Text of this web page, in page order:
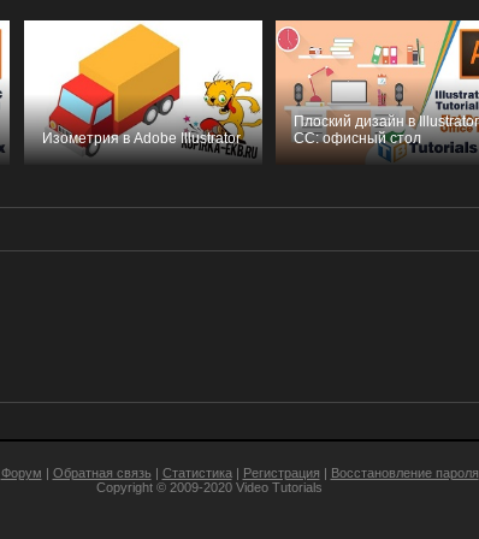
Изометрия в Adobe Illustrator
Плоский дизайн в Illustrator
CC: офисный стол
Форум | Обратная связь | Статистика| Регистрация | Восстановление пароля
Copyright © 2009-2020 Video Tutorials